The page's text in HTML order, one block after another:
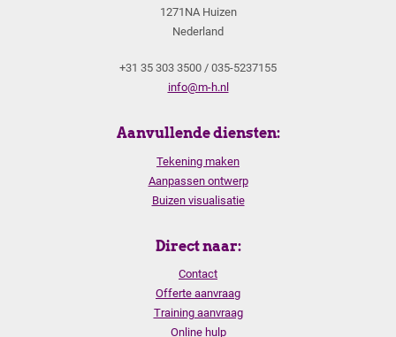
1271NA Huizen
Nederland
+31 35 303 3500 / 035-5237155
info@m-h.nl
Aanvullende diensten:
Tekening maken
Aanpassen ontwerp
Buizen visualisatie
Direct naar:
Contact
Offerte aanvraag
Training aanvraag
Online hulp